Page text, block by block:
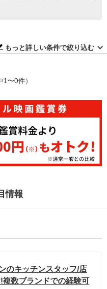
もっと詳しい条件で絞り込む
1〜0件）
情報
のキッチンスタッフ/店
複数ブランドでの経験可